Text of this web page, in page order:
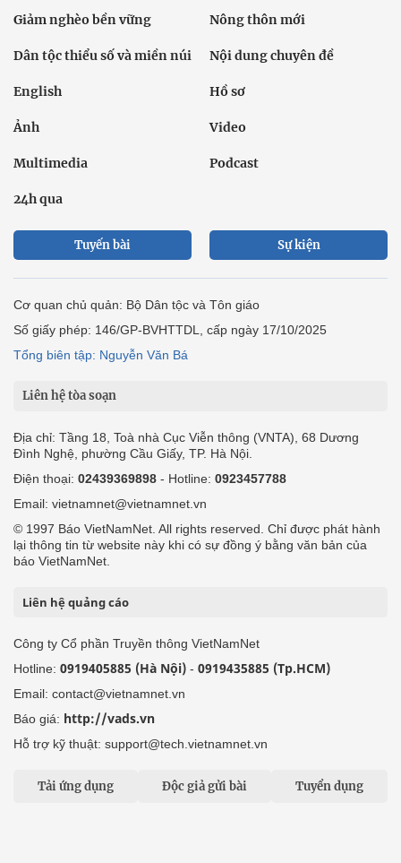
Giảm nghèo bền vững Nông thôn mới
Dân tộc thiểu số và miền núi Nội dung chuyên đề
English Hồ sơ
Ảnh Video
Multimedia Podcast
24h qua
Tuyến bài Sự kiện
Cơ quan chủ quản: Bộ Dân tộc và Tôn giáo
Số giấy phép: 146/GP-BVHTTDL, cấp ngày 17/10/2025
Tổng biên tập: Nguyễn Văn Bá
Liên hệ tòa soạn
Địa chỉ: Tầng 18, Toà nhà Cục Viễn thông (VNTA), 68 Dương
Đình Nghệ, phường Cầu Giấy, TP. Hà Nội.
Điện thoại: 02439369898 - Hotline: 0923457788
Email: vietnamnet@vietnamnet.vn
© 1997 Báo VietNamNet. All rights reserved. Chỉ được phát hành
lại thông tin từ website này khi có sự đồng ý bằng văn bản của
báo VietNamNet.
Liên hệ quảng cáo
Công ty Cổ phần Truyền thông VietNamNet
Hotline: 0919405885 (Hà Nội) - 0919435885 (Tp.HCM)
Email: contact@vietnamnet.vn
Báo giá: http://vads.vn
Hỗ trợ kỹ thuật: support@tech.vietnamnet.vn
Tải ứng dụng Độc giả gửi bài Tuyển dụng